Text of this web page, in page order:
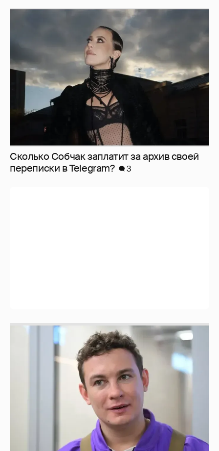
Сколько Собчак заплатит за архив своей
перeписки в Telegram?
3
Никита Кологривый высказался насчёт